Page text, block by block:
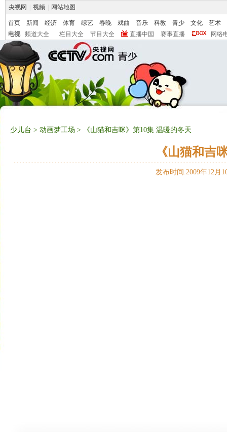
央视网 视频 网站地图
首页 新闻 经济 体育 综艺 春晚 戏曲 音乐 科教 青少 文化
艺术
电视
频道大全 栏目大全 节目大全 直播中国 赛事直播 网络
少儿台 > 动画梦工场 > 《山猫和吉咪》第10集 温暖的冬天
《山猫和吉
发布时间:2009年12月